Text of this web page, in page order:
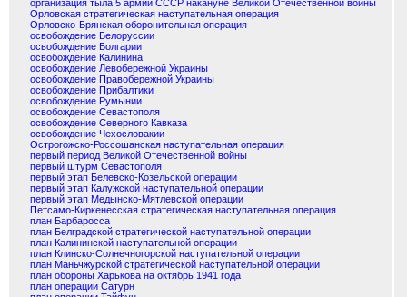
организация тыла 5 армии СССР накануне Великой Отечественной войны
Орловская стратегическая наступательная операция
Орловско-Брянская оборонительная операция
освобождение Белоруссии
освобождение Болгарии
освобождение Калинина
освобождение Левобережной Украины
освобождение Правобережной Украины
освобождение Прибалтики
освобождение Румынии
освобождение Севастополя
освобождение Северного Кавказа
освобождение Чехословакии
Острогожско-Россошанская наступательная операция
первый период Великой Отечественной войны
первый штурм Севастополя
первый этап Белевско-Козельской операции
первый этап Калужской наступательной операции
первый этап Медынско-Мятлевской операции
Петсамо-Киркенесская стратегическая наступательная операция
план Барбаросса
план Белградской стратегической наступательной операции
план Калининской наступательной операции
план Клинско-Солнечногорской наступательной операции
план Маньчжурской стратегической наступательной операции
план обороны Харькова на октябрь 1941 года
план операции Сатурн